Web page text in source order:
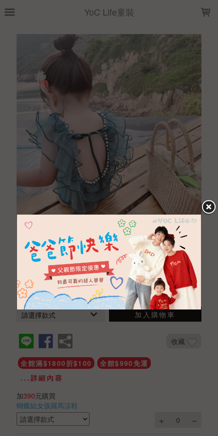
YoC Life童裝
復古珍珠美背泳衣
NTD 490
NTD 390
商品編號
SHA012001012
數量
加入購物車
收藏
全館滿$1800折$100
全館$990免運
...詳細內容
加390元購買
蝴蝶結女孩羅馬涼鞋